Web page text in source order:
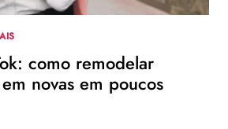
como remodelar
novas em poucos